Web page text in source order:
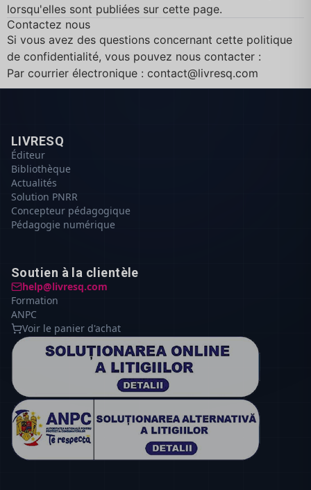
lorsqu'elles sont publiées sur cette page.
Contactez nous
Si vous avez des questions concernant cette politique
de confidentialité, vous pouvez nous contacter :
Par courrier électronique : contact@livresq.com
LIVRESQ
Éditeur
Bibliothèque
Actualités
Solution PNRR
Concepteur pédagogique
Pédagogie numérique
Soutien à la clientèle
help@livresq.com
Formation
ANPC
Voir le panier d'achat